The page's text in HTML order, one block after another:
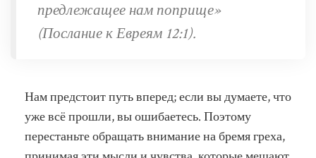
предлежащее нам поприще»
(Послание к Евреям 12:1).
Нам предстоит путь вперед; если вы думаете, что
уже всё прошли, вы ошибаетесь. Поэтому
перестаньте обращать внимание на бремя греха,